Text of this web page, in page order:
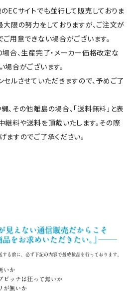
サイトでも並行して販売しておりま
限の努力をしておりますが、ご注文が
用意できない場合がございます。
合、生産完了・メーカー価格改定な
合がございます。
ルさせていただきますので、予めご了
その他離島の場合、「送料無料」と表
継料や送料を頂戴いたします。その際
すのでご了承ください。